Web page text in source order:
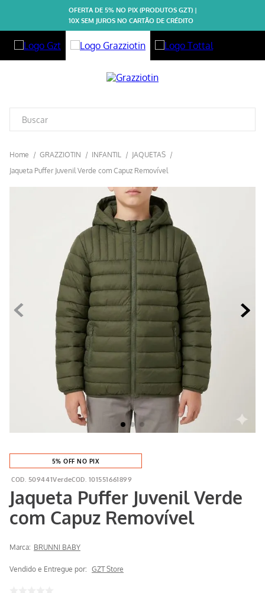
OFERTA DE 5% NO PIX (PRODUTOS GZT) |
10X SEM JUROS NO CARTÃO DE CRÉDITO
GRAZZIOTIN INFANTIL
JAQUETAS
Jaqueta Puffer Juvenil Verde com Capuz Removível
5% OFF NO PIX
509441Verde 101551661899
Jaqueta Puffer Juvenil Verde
com Capuz Removível
Marca: BRUNNI BABY
Vendido e Entregue por: GZT Store